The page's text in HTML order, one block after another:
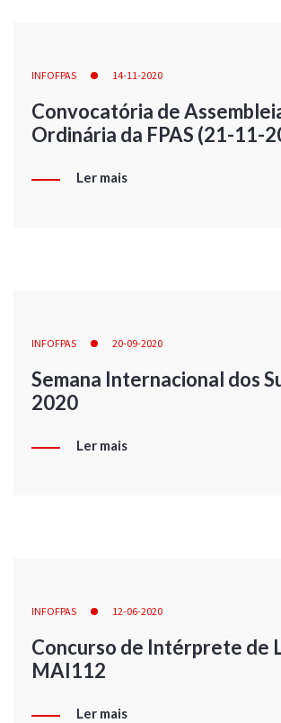
INFOFPAS 14-11-2020
Convocatória de
Ordinária da FPAS (21-11-
Ler mais
INFOFPAS 20-09-2020
Semana Internacional dos
2020
Ler mais
INFOFPAS 12-06-2020
Concurso de Intérprete de
MAI112
Ler mais